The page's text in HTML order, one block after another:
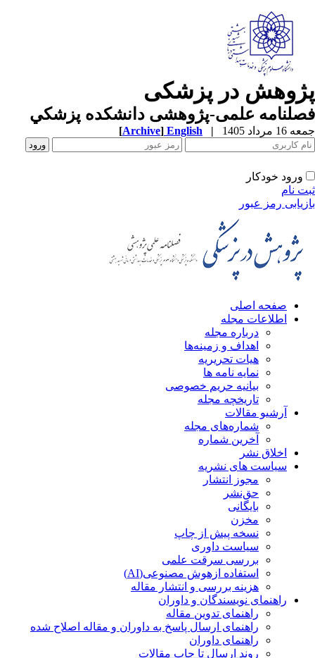
در پزشکی
علمی-پژوهشی دانشکده پزشکي
مرداد 1405 |
English
[Archive]
ورود خودکار
نام
رمز عبور
صفحه اصلی
اطلاعات مجله
درباره مجله
اهداف و زمینه‌ها
هیات تحریریه
نمایه نامه ها
بیانیه حریم خصوصی
تاریخچه مجله
آرشیو مقالات
شماره‌های مجله
آخرین شماره
اخلاق نشر
سیاست های نشریه
مجوز انتشار
حق‌نشر
بایگانی
مخزن
نسخه پیش از چاپ
سیاست داوری
بررسی سرقت علمی
استفاده ازهوش مصنوعی(AI)
هزینه بررسی و انتشار مقاله
راهنمای نویسندگان و داوران
راهنمای تدوین مقاله
راهنمای ارسال پاسخ به داوران و مقاله اصلاح شده
راهنمای داوران
روند ارسال تا چاپ مقالات